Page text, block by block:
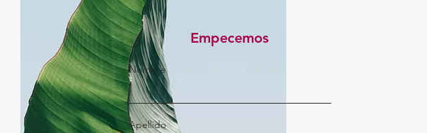
Empecemos
Nombre
Apellido